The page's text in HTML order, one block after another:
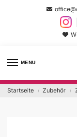
MENU
Startseite / Zubehör /